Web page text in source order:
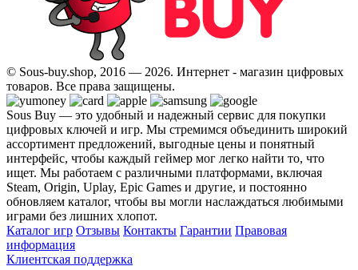
© Sous-buy.shop, 2016 — 2026. Интернет - магазин цифровых
товаров. Все права защищены.
Sous Buy — это удобный и надежный сервис для покупки
цифровых ключей и игр. Мы стремимся объединить широкий
ассортимент предложений, выгодные цены и понятный
интерфейс, чтобы каждый геймер мог легко найти то, что
ищет. Мы работаем с различными платформами, включая
Steam, Origin, Uplay, Epic Games и другие, и постоянно
обновляем каталог, чтобы вы могли наслаждаться любимыми
играми без лишних хлопот.
Каталог игр Отзывы Контакты Гарантии Правовая
информация
Клиентская поддержка